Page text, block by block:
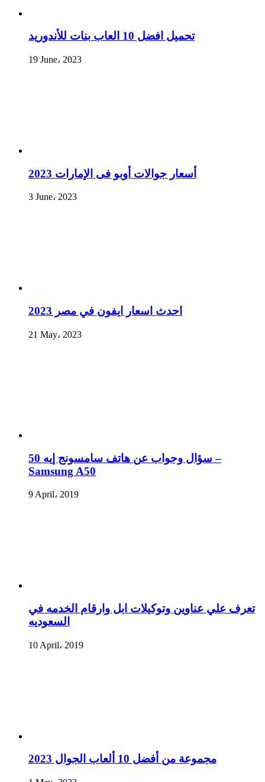
تحميل افضل 10 العاب بنات للأندوريد
19 June، 2023
أسعار جوالات أوبو فى الإمارات 2023
3 June، 2023
احدث اسعار ايفون في مصر 2023
21 May، 2023
سؤال وجواب عن هاتف سامسونج إيه 50 –
Samsung A50
9 April، 2019
تعرف علي عناوين وتوكيلات ابل وارقام الخدمه في
السعوديه
10 April، 2019
مجموعة من أفضل 10 ألعاب الجوال 2023